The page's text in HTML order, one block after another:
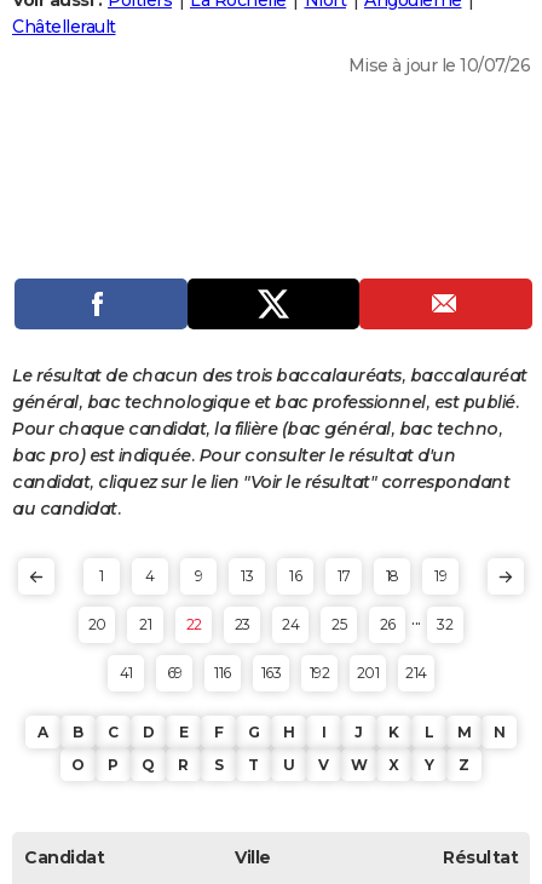
Destinations
City break
Voyage nature
Voyage de noces
Forum
Climat
+
PHOTO
PROGRAMME TV
S'inscrire
Se connecter
Lycées
Collèges
Primaires
Universités
Entreprises
Service militaire
Avis de recherche
AVIS DE DÉCÈS
FORUM
Bricolage
Lifestyle
Culture
Sport
Auto
Television
Voyage
Cinema
Châtellerault
Mise à jour le 10/07/26
Le résultat de chacun des trois baccalauréats, baccalauréat
général, bac technologique et bac professionnel, est publié.
Pour chaque candidat, la filière (bac général, bac techno,
bac pro) est indiquée. Pour consulter le résultat d'un
candidat, cliquez sur le lien "Voir le résultat" correspondant
au candidat.
1 4 9 13 16 17 18 19
20 21 22 23 24 25 26 ... 32
41 69 116 163 192 201 214
A B C D E F G H I J K L M
N
O
P Q R S T U V W X Y Z
Candidat Ville Résultat